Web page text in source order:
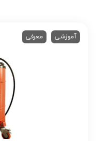
آموزشی معرفی